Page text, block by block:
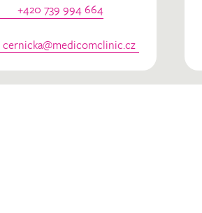
+420 739 994 664
cernicka@medicomclinic.cz